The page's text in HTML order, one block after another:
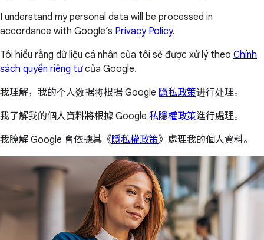
I understand my personal data will be processed in
accordance with Google’s Privacy Policy.
Tôi hiểu rằng dữ liệu cá nhân của tôi sẽ được xử lý theo Chính
sách quyền riêng tưcủa Google.
我理解，我的个人数据将根据 Google 隐私政策进行处理。
我了解我的個人資料將根據 Google 私隱權政策進行處理。
我瞭解 Google 會依據其《隱私權政策》處理我的個人資料。